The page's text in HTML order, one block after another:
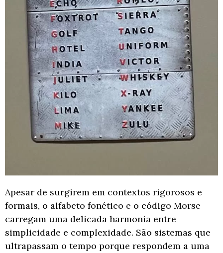
Apesar de surgirem em contextos rigorosos e
formais, o alfabeto fonético e o código Morse
carregam uma delicada harmonia entre
simplicidade e complexidade. São sistemas que
ultrapassam o tempo porque respondem a uma